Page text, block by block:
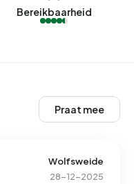
Bereikbaarheid
Praat mee
Wolfsweide
28-12-2025